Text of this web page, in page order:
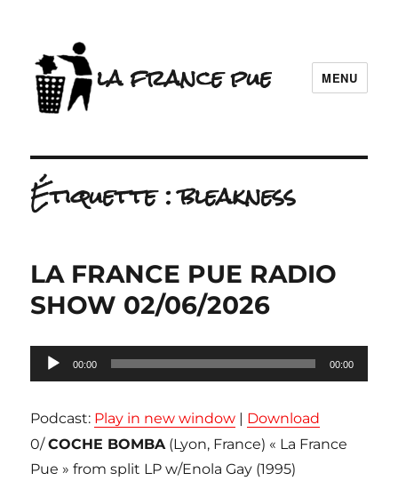
la france pue MENU
Étiquette :bleakness
LA FRANCE PUE RADIO
SHOW 02/06/2026
Lecteur
audio
00:00 00:00
Podcast: Play in new window | Download
0/COCHE BOMBA(Lyon, France) « La France
Pue » from split LP w/Enola Gay (1995)